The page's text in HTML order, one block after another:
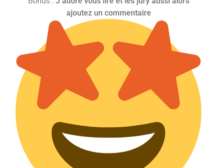
ajoutez un commentaire